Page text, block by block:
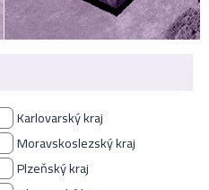
Karlovarský kraj
Moravskoslezský kraj
Plzeňský kraj